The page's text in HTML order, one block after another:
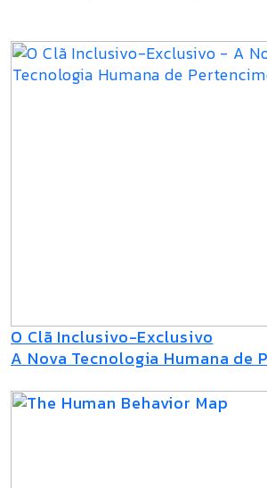
O Clã Inclusivo-Exclusivo
A Nova Tecnologia Humana de